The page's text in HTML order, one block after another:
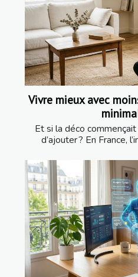
Vivre mieux avec
Et si la déco
d’ajouter ? En France,